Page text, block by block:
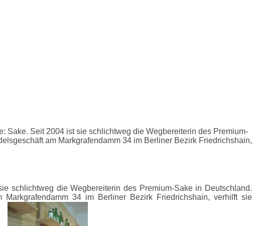
Seit 2004 ist sie schlichtweg die Wegbereiterin des Premium-
am Markgrafendamm 34 im Berliner Bezirk Friedrichshain,
schlichtweg die Wegbereiterin des Premium-Sake in Deutschland.
34 im Berliner Bezirk Friedrichshain, verhilft sie